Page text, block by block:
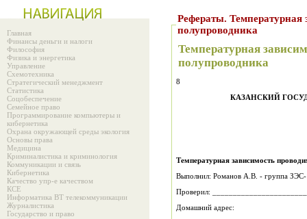
Главная
Финансы деньги и налоги
Философия
Физика и энергетика
Управление
Схемотехника
Стратегический менеджмент
Статистика
Соцобеспечение
Семейное право
Программирование компьютеры и
кибернетика
Охрана окружающей среды экология
Основы права
Медицина
Криминалистика и криминология
Коммуникации и связь
Кибернетика
Качество упр-е качеством
КСЕ
Информатика ВТ телекоммуникации
Журналистика
Государство и право
Рефераты. Температурная
полупроводника
Температурная
полупроводника
8
КАЗАНСКИЙ
Температурная зависимость
Выполнил: Романов А.В. - группа
Проверил:
Домашний адрес: